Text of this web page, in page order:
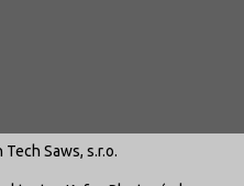
Saws, s.r.o.